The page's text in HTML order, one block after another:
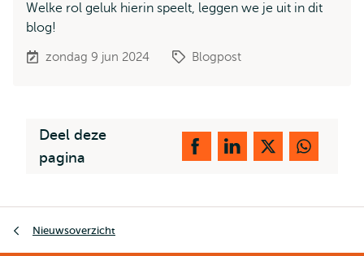
Welke rol geluk hierin speelt, leggen we je uit in dit
blog!
zondag 9 jun 2024 Blogpost
Deel deze
pagina
Nieuwsoverzicht